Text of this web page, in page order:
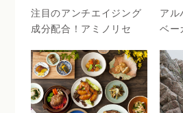
注目のアンチエイジング
成分配合！アミノリセ
アル
ベー